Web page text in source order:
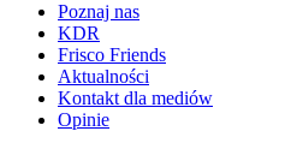
Poznaj nas
KDR
Frisco Friends
Aktualności
Kontakt dla mediów
Opinie